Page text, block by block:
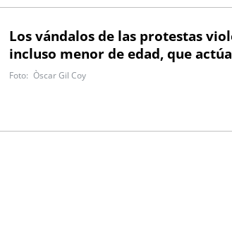
Los vándalos de las protestas
incluso menor de edad, que
Òscar Gil Coy